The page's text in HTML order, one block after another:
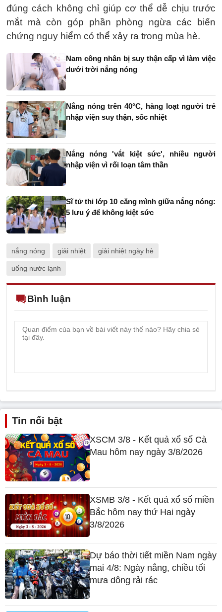
đúng cách không chỉ giúp cơ thể dễ chịu trước
mắt mà còn góp phần phòng ngừa các biến
chứng nguy hiểm có thể xảy ra trong mùa hè.
Nam công nhân bị suy thận cấp vì làm việc
dưới trời nắng nóng
Nắng nóng trên 40°C, hàng loạt người trẻ
nhập viện suy thận, sốc nhiệt
Nắng nóng 'vắt kiệt sức', nhiều người
nhập viện vì rối loạn tâm thần
Sĩ tử thi lớp 10 căng mình giữa nắng nóng:
5 lưu ý để không kiệt sức
nắng nóng giải nhiệt giải nhiệt ngày hè
uống nước lạnh
Bình luận
Tin nổi bật
XSCM 3/8 - Kết quả xổ số Cà
Mau hôm nay ngày 3/8/2026
XSMB 3/8 - Kết quả xổ số miền
Bắc hôm nay thứ Hai ngày
3/8/2026
Dự báo thời tiết miền Nam ngày
mai 4/8: Ngày nắng, chiều tối
mưa dông rải rác